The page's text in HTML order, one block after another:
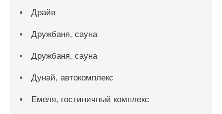
Драйв
Дружбаня, сауна
Дружбаня, сауна
Дунай, автокомплекс
Емеля, гостиничный комплекс